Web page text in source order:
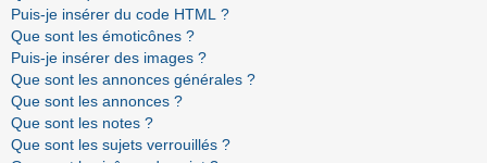
Puis-je insérer du code HTML ?
Que sont les émoticônes ?
Puis-je insérer des images ?
Que sont les annonces générales ?
Que sont les annonces ?
Que sont les notes ?
Que sont les sujets verrouillés ?